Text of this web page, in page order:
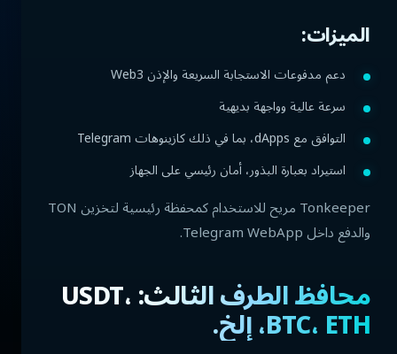
الميزات:
دعم مدفوعات الاستجابة السريعة والإذن Web3
سرعة عالية وواجهة بديهية
التوافق مع dApps، بما في ذلك كازينوهات Telegram
استيراد بعبارة البذور، أمان رئيسي على الجهاز
Tonkeeper مريح للاستخدام كمحفظة رئيسية لتخزين TON
والدفع داخل Telegram WebApp.
محافظ الطرف الثالث: USDT،
BTC، ETH، إلخ.